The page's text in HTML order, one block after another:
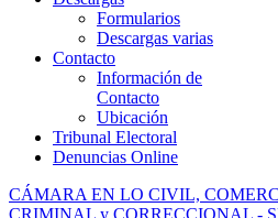
Formularios
Descargas varias
Contacto
Información de
Contacto
Ubicación
Tribunal Electoral
Denuncias Online
CÁMARA EN LO CIVIL,
CRIMINAL y CORRECCIONAL -